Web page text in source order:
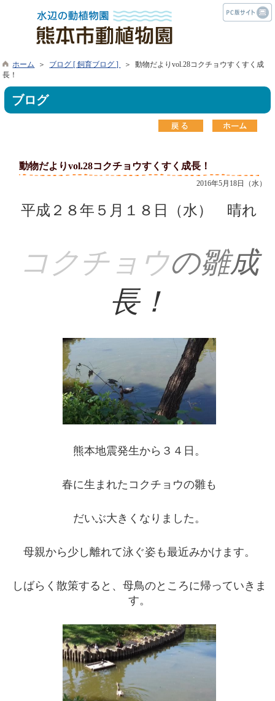
ホーム ＞ ブログ [ 飼育ブログ ]
＞ 動物だよりvol.28コクチョウすくすく成
長！
ブログ
動物だよりvol.28コクチョウすくすく成長！
2016年5月18日（水）
平成２８年５月１８日（水） 晴れ
コクチョウの雛成
長！
熊本地震発生から３４日。
春に生まれたコクチョウの雛も
だいぶ大きくなりました。
母親から少し離れて泳ぐ姿も最近みかけます。
しばらく散策すると、母鳥のところに帰っていきま
す。